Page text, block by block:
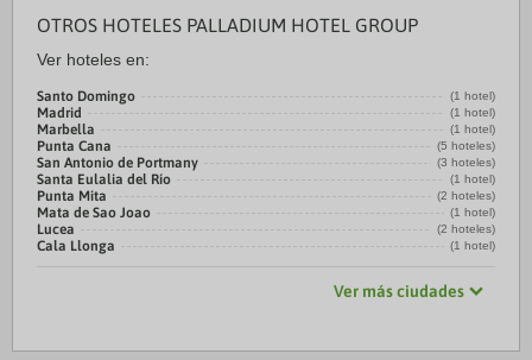
OTROS HOTELES PALLADIUM HOTEL GROUP
Ver hoteles en:
Santo Domingo (1 hotel)
Madrid (1 hotel)
Marbella (1 hotel)
Punta Cana (5 hoteles)
San Antonio de Portmany (3 hoteles)
Santa Eulalia del Río (1 hotel)
Punta Mita (2 hoteles)
Mata de Sao Joao (1 hotel)
Lucea (2 hoteles)
Cala Llonga (1 hotel)
Ver más ciudades